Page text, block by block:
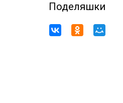
Поделяшки